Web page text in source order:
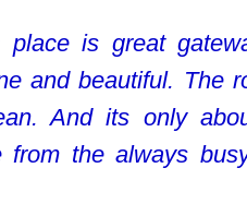
is great
and beautiful. The
And its only
the always